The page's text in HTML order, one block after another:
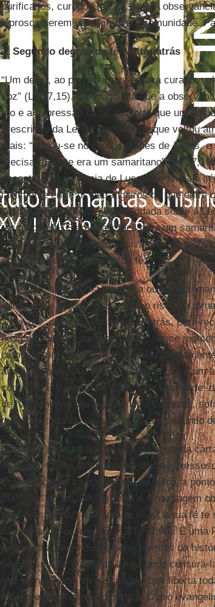
purificados, curados (Lc 17,14b). A
leprosos serem reintegrados à comunidade.
3. Segundo degrau da fé: voltar atrás
“Um deles, ao perceber que estava curado,
voz” (Lc 17,15). Isso significa que a
ato e a expressão da fé; de sorte que um dos
prescrição da Lei do Levítico, porque voltou
mais: “Jogou-se no chão, aos pés de Jesus,
precisa: “E este era um samaritano” (Lc
encontramos na Igreja de Lucas, no final do
facilmente entre os estrangeiros do que entre
porque a fé cristã não está fundada sobre a
ressuscitado. E era mais fácil para um
passo da fé, porque não estava preso à
obstáculo para o caminho da fé.
A religião, seja a cristã, judaica ou a
seus ritos e suas regras, corre o risco de
às vezes, dar meia volta, voltar atrás, para
nos colocou no caminho. Talvez, nesse
caminho, um caminho não traçado
atingir o objetivo: oReino . O Reino não é um
construída. E é feito de justiça, de igualdade,
de harmonia na pluralidade. Há incertezas,
rejeições, quando passamos para o segundo
Não será por isso que o autor da segunda
de Jesus Cristo, descendente de Davi,
Evangelho, por causa do qual eu sofro, a
malfeitor” (2 Tm 1,8-9a). Mas é a passagem
para ressuscitar: “Levanta-te e vai; a tua fé
não pode ser acorrentada (2 Tm 2,9a). É
expressa através dos acontecimentos da
nem possuí-la; nenhuma Igreja pode
que se no Cristo ressuscitado e que liberta
ouvem e a colocam em prática. Outro